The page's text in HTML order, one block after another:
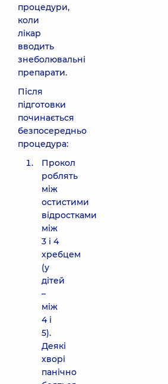
процедури,
коли
лікар
вводить
знеболювальні
препарати.
Після
підготовки
починається
безпосередньо
процедура:
Прокол
роблять
між
остистими
відростками
між
3 і 4
хребцем
(у
дітей
–
між
4 і
5).
Деякі
хворі
панічно